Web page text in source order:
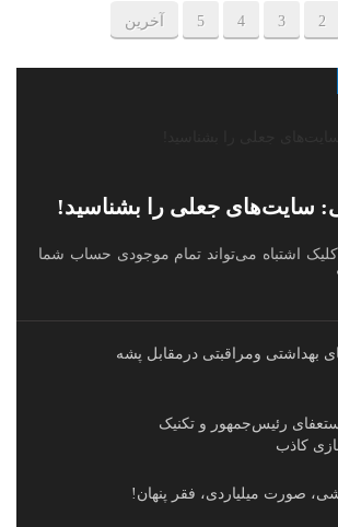
2
3
4
5 آخرین
سایت‌های جعلی را بشناسید!
کلیک اشتباه می‌تواند تمام موجودی حساب شما
بهداشتى ومراقبتى درمقابل پشه
رئیس‌جمهور و تکنیک
کاذب
صورت میلیاردی، فقر پنهان!